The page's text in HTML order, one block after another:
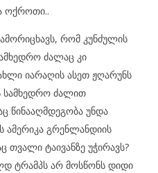
ოქროთი..
რომ კუნძულის
ძალაც კი
იარაღის ასეთ ჟღარუნს
სამხედრო ძალით
წინააღმდეგობა უნდა
ამერიკა გრენლანდიის
ტაივანზე უჭირავს?
ტრამპს არ მოსწონს დიდი